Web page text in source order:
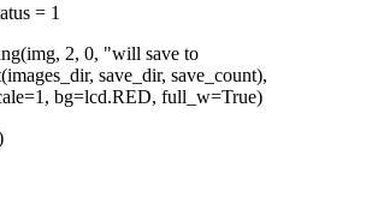
= 1
2, 0, "will save to
save_dir, save_count),
bg=lcd.RED, full_w=True)